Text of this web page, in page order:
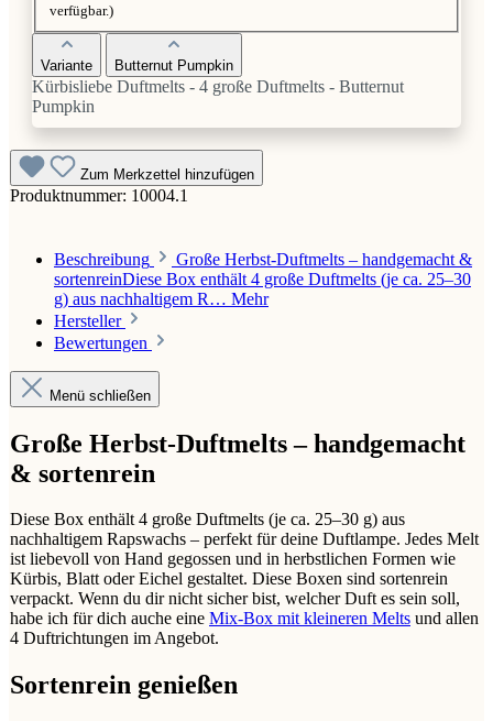
verfügbar.)
Variante Butternut Pumpkin
Kürbisliebe Duftmelts - 4 große Duftmelts - Butternut
Pumpkin
Zum Merkzettel hinzufügen
Produktnummer: 10004.1
Beschreibung
Große Herbst-Duftmelts – handgemacht &
sortenreinDiese Box enthält 4 große Duftmelts (je ca. 25–30
g) aus nachhaltigem R… Mehr
Hersteller
Bewertungen
Menü schließen
Große Herbst-Duftmelts – handgemacht
& sortenrein
Diese Box enthält 4 große Duftmelts (je ca. 25–30 g) aus
nachhaltigem Rapswachs – perfekt für deine Duftlampe. Jedes Melt
ist liebevoll von Hand gegossen und in herbstlichen Formen wie
Kürbis, Blatt oder Eichel gestaltet. Diese Boxen sind sortenrein
verpackt. Wenn du dir nicht sicher bist, welcher Duft es sein soll,
habe ich für dich auche eine Mix-Box mit kleineren Melts und allen
4 Duftrichtungen im Angebot.
Sortenrein genießen